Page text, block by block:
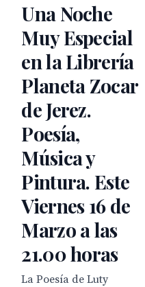
Una Noche
Muy Especial
en la Librería
Planeta Zocar
de Jerez.
Poesía,
Música y
Pintura. Este
Viernes 16 de
Marzo a las
21.00 horas
La Poesía de Luty